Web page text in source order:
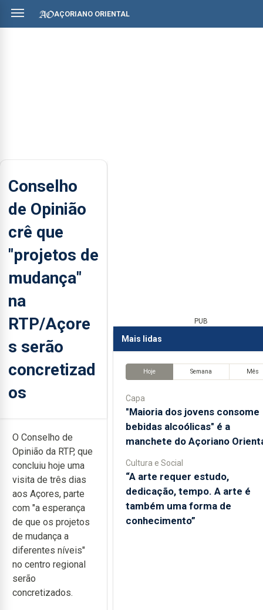
AÇORIANO ORIENTAL
Conselho
de Opinião
crê que
"projetos de
mudança"
na
RTP/Açore
s serão
concretizad
os
O Conselho de
Opinião da RTP, que
concluiu hoje uma
visita de três dias
aos Açores, parte
com "a esperança
de que os projetos
de mudança a
diferentes níveis"
no centro regional
serão
concretizados.
PUB
Mais lidas
Hoje Semana Mês
Capa
"Maioria dos jovens consome
bebidas alcoólicas" é a
manchete do Açoriano
Cultura e Social
“A arte requer estudo,
dedicação, tempo. A arte é
também uma forma de
conhecimento”